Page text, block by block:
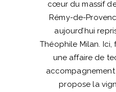
cœur du massif
Rémy-de-
aujourd’hui
Théophile Milan. Ici,
une affaire de
propose la